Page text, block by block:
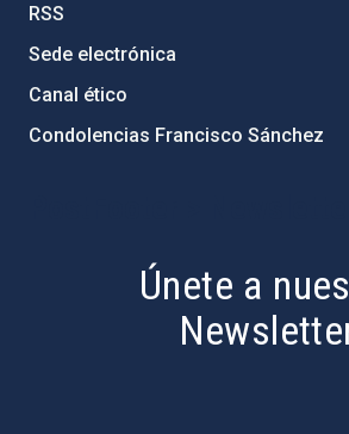
RSS
Sede electrónica
Canal ético
Condolencias Francisco Sánchez
Únete a